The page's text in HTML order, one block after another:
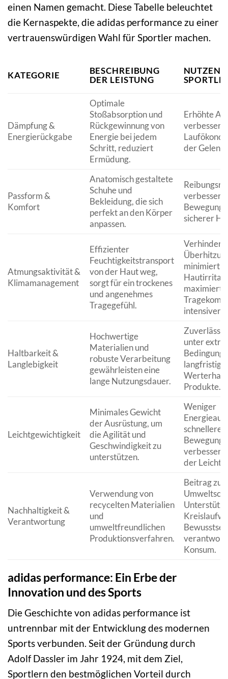
einen Namen gemacht. Diese Tabelle beleuchtet
die Kernaspekte, die adidas performance zu einer
vertrauenswürdigen Wahl für Sportler machen.
KATEGORIE
BESCHREIBUNG
DER LEISTUNG
NUTZEN
Dämpfung &
Energierückgabe
Optimale
Stoßabsorption und
Rückgewinnung von
Energie bei jedem
Schritt, reduziert
Ermüdung.
Erhöhte
der
Passform &
Komfort
Anatomisch gestaltete
Schuhe und
Bekleidung, die sich
perfekt an den Körper
anpassen.
sicherer
Atmungsaktivität &
Klimamanagement
Effizienter
Feuchtigkeitstransport
von der Haut weg,
sorgt für ein trockenes
und angenehmes
Tragegefühl.
Verhindert
minimiert
maximiert
intensiver
Haltbarkeit &
Langlebigkeit
Hochwertige
Materialien und
robuste Verarbeitung
gewährleisten eine
lange Nutzungsdauer.
unter
Werterhalt
Produkte.
Leichtgewichtigkeit
Minimales Gewicht
der Ausrüstung, um
die Agilität und
Geschwindigkeit zu
unterstützen.
Weniger
schnellere
der
Nachhaltigkeit &
Verantwortung
Verwendung von
recycelten Materialien
und
umweltfreundlichen
Produktionsverfahren.
Beitrag
Konsum.
adidas performance: Ein Erbe der
Innovation und des Sports
Die Geschichte von adidas performance ist
untrennbar mit der Entwicklung des modernen
Sports verbunden. Seit der Gründung durch
Adolf Dassler im Jahr 1924, mit dem Ziel,
Sportlern den bestmöglichen Vorteil durch